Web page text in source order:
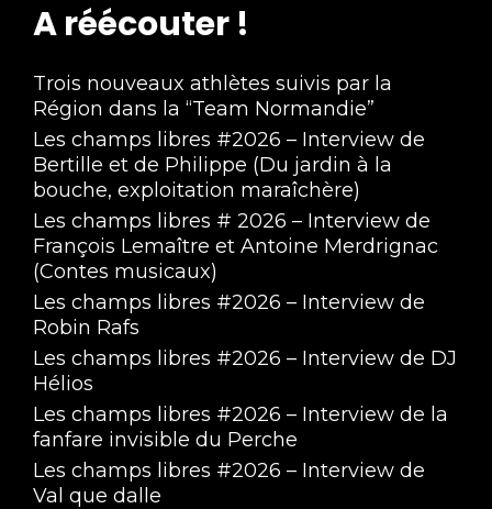
A réécouter !
Trois nouveaux athlètes suivis par la
Région dans la “Team Normandie”
Les champs libres #2026 – Interview de
Bertille et de Philippe (Du jardin à la
bouche, exploitation maraîchère)
Les champs libres # 2026 – Interview de
François Lemaître et Antoine Merdrignac
(Contes musicaux)
Les champs libres #2026 – Interview de
Robin Rafs
Les champs libres #2026 – Interview de DJ
Hélios
Les champs libres #2026 – Interview de la
fanfare invisible du Perche
Les champs libres #2026 – Interview de
Val que dalle